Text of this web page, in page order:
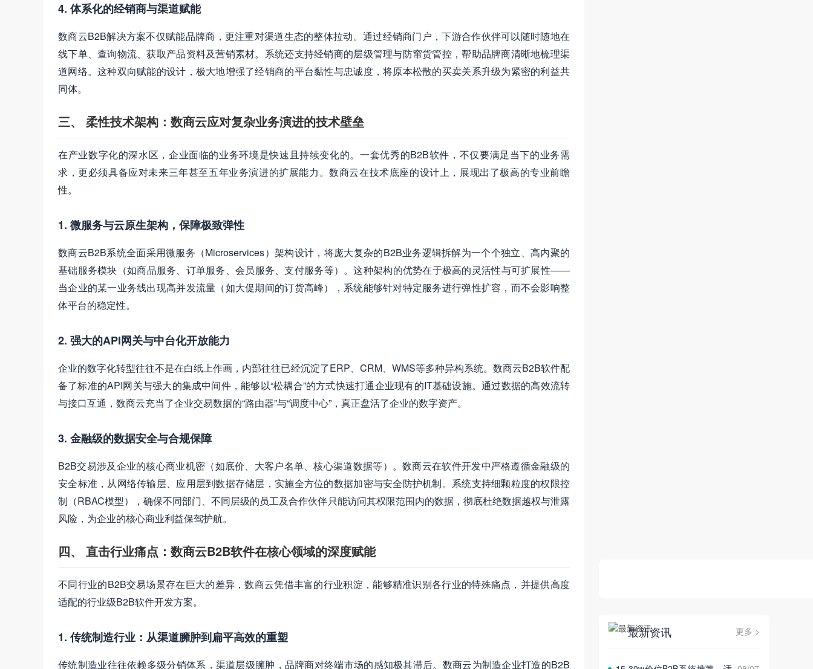
4. 体系化的经销商与渠道赋能
数商云B2B解决方案不仅赋能品牌商，更注重对渠道生态的整体拉动。通过经销商门户，下游合作伙伴可以随时随地在
线下单、查询物流、获取产品资料及营销素材。系统还支持经销商的层级管理与防窜货管控，帮助品牌商清晰地梳理渠
道网络。这种双向赋能的设计，极大地增强了经销商的平台黏性与忠诚度，将原本松散的买卖关系升级为紧密的利益共
同体。
三、 柔性技术架构：数商云应对复杂业务演进的技术壁垒
在产业数字化的深水区，企业面临的业务环境是快速且持续变化的。一套优秀的B2B软件，不仅要满足当下的业务需
求，更必须具备应对未来三年甚至五年业务演进的扩展能力。数商云在技术底座的设计上，展现出了极高的专业前瞻
性。
1. 微服务与云原生架构，保障极致弹性
数商云B2B系统全面采用微服务（Microservices）架构设计，将庞大复杂的B2B业务逻辑拆解为一个个独立、高内聚的
基础服务模块（如商品服务、订单服务、会员服务、支付服务等）。这种架构的优势在于极高的灵活性与可扩展性——
当企业的某一业务线出现高并发流量（如大促期间的订货高峰），系统能够针对特定服务进行弹性扩容，而不会影响整
体平台的稳定性。
2. 强大的API网关与中台化开放能力
企业的数字化转型往往不是在白纸上作画，内部往往已经沉淀了ERP、CRM、WMS等多种异构系统。数商云B2B软件配
备了标准的API网关与强大的集成中间件，能够以“松耦合”的方式快速打通企业现有的IT基础设施。通过数据的高效流转
与接口互通，数商云充当了企业交易数据的“路由器”与“调度中心”，真正盘活了企业的数字资产。
3. 金融级的数据安全与合规保障
B2B交易涉及企业的核心商业机密（如底价、大客户名单、核心渠道数据等）。数商云在软件开发中严格遵循金融级的
安全标准，从网络传输层、应用层到数据存储层，实施全方位的数据加密与安全防护机制。系统支持细颗粒度的权限控
制（RBAC模型），确保不同部门、不同层级的员工及合作伙伴只能访问其权限范围内的数据，彻底杜绝数据越权与泄露
风险，为企业的核心商业利益保驾护航。
四、 直击行业痛点：数商云B2B软件在核心领域的深度赋能
不同行业的B2B交易场景存在巨大的差异，数商云凭借丰富的行业积淀，能够精准识别各行业的特殊痛点，并提供高度
适配的行业级B2B软件开发方案。
1. 传统制造行业：从渠道臃肿到扁平高效的重塑
传统制造业往往依赖多级分销体系，渠道层级臃肿，品牌商对终端市场的感知极其滞后。数商云为制造企业打造的B2B
最新资讯 更多 >